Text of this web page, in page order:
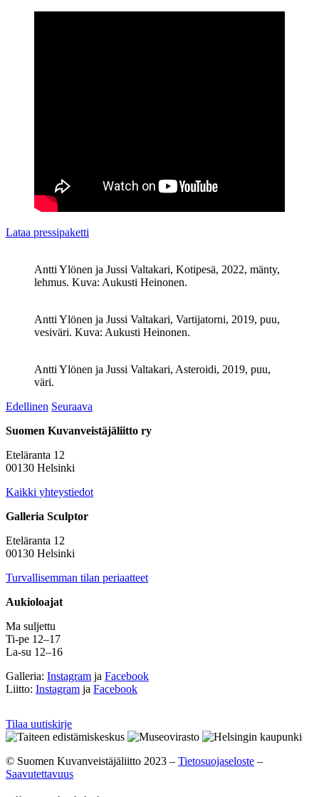
Lataa pressipaketti
Antti Ylönen ja Jussi Valtakari, Kotipesä, 2022, mänty,
lehmus. Kuva: Aukusti Heinonen.
Antti Ylönen ja Jussi Valtakari, Vartijatorni, 2019, puu,
vesiväri. Kuva: Aukusti Heinonen.
Antti Ylönen ja Jussi Valtakari, Asteroidi, 2019, puu,
väri.
Edellinen Seuraava
Suomen Kuvanveistäjäliitto ry
Eteläranta 12
00130 Helsinki
Kaikki yhteystiedot
Galleria Sculptor
Eteläranta 12
00130 Helsinki
Turvallisemman tilan periaatteet
Aukioloajat
Ma suljettu
Ti-pe 12–17
La-su 12–16
Galleria: Instagram ja Facebook
Liitto: Instagram ja Facebook
Tilaa uutiskirje
© Suomen Kuvanveistäjäliitto 2023 – Tietosuojaseloste –
Saavutettavuus